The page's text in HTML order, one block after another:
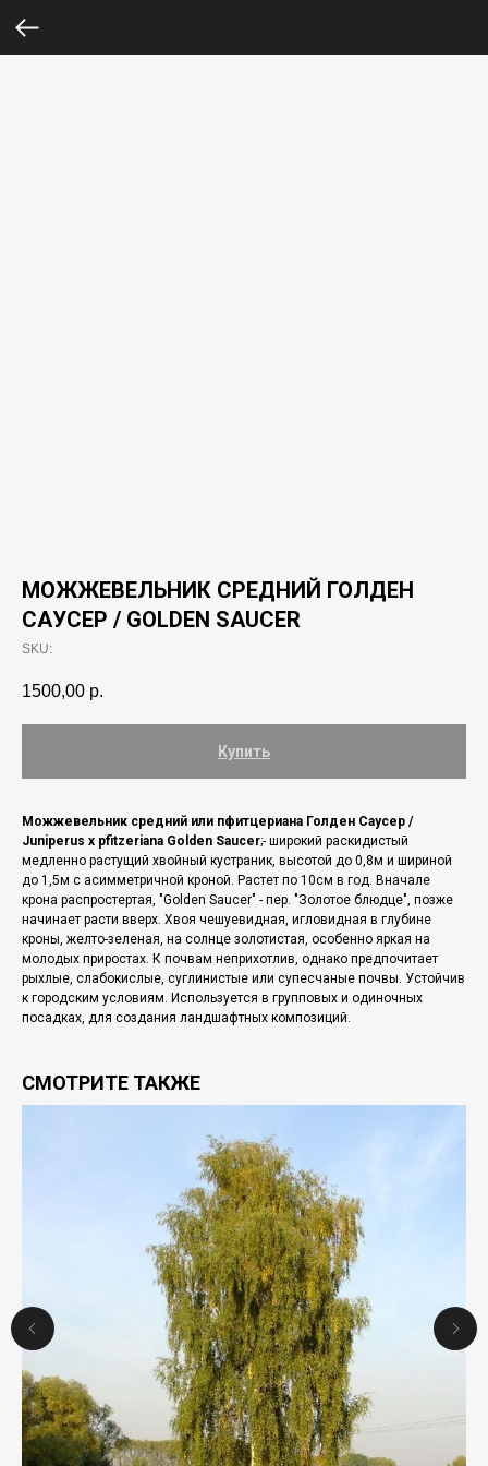
МОЖЖЕВЕЛЬНИК СРЕДНИЙ ГОЛДЕН
САУСЕР / GOLDEN SAUCER
SKU:
1500,00 р.
Купить
Можжевельник средний или пфитцериана Голден Саусер /
Juniperus x pfitzeriana Golden Saucer;- широкий раскидистый
медленно растущий хвойный кустраник, высотой до 0,8м и шириной
до 1,5м с асимметричной кроной. Растет по 10см в год. Вначале
крона распростертая, "Golden Saucer" - пер. "Золотое блюдце", позже
начинает расти вверх. Хвоя чешуевидная, игловидная в глубине
кроны, желто-зеленая, на солнце золотистая, особенно яркая на
молодых приростах. К почвам неприхотлив, однако предпочитает
рыхлые, слабокислые, суглинистые или супесчаные почвы. Устойчив
к городским условиям. Используется в групповых и одиночных
посадках, для создания ландшафтных композиций.
СМОТРИТЕ ТАКЖЕ